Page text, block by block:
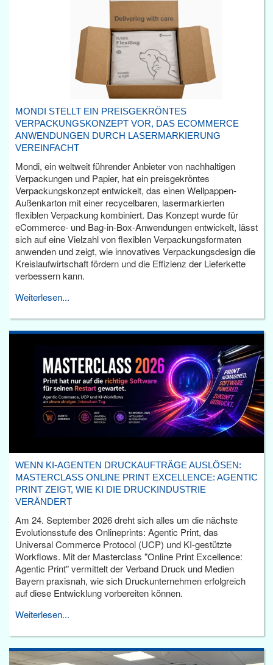
MONDI STELLT EIN PREISGEKRÖNTES
VERPACKUNGSKONZEPT VOR, DAS ECOMMERCE
ANWENDUNGEN DURCH LASERMARKIERUNG
VEREINFACHT
Mondi, ein weltweit führender Anbieter von nachhaltigen
Verpackungen und Papier, hat ein preisgekröntes
Verpackungskonzept entwickelt, das einen Wellpappen-
Außenkarton mit einer recycelbaren, lasermarkierten
flexiblen Verpackung kombiniert. Das Konzept wurde für
eCommerce- und Bag-in-Box-Anwendungen entwickelt, lässt
sich auf eine Vielzahl von flexiblen Verpackungsformaten
anwenden und zeigt, wie innovatives Verpackungsdesign die
Kreislaufwirtschaft fördern und die Effizienz der Lieferkette
verbessern kann.
Weiterlesen...
WENN KI-AGENTEN DRUCKAUFTRÄGE AUSLÖSEN:
MASTERCLASS ONLINE PRINT EXCELLENCE: AGENTIC
PRINT ZEIGT, WIE KI DIE DRUCKINDUSTRIE
VERÄNDERT
Am 24. September 2026 dreht sich alles um die nächste
Evolutionsstufe des Onlineprints: Agentic Print, das
Universal Commerce Protocol (UCP) und KI-gestützte
Workflows. Mit der Masterclass "Online Print Excellence:
Agentic Print" vermittelt der Verband Druck und Medien
Bayern praxisnah, wie sich Druckunternehmen erfolgreich
auf diese Entwicklung vorbereiten können.
Weiterlesen...